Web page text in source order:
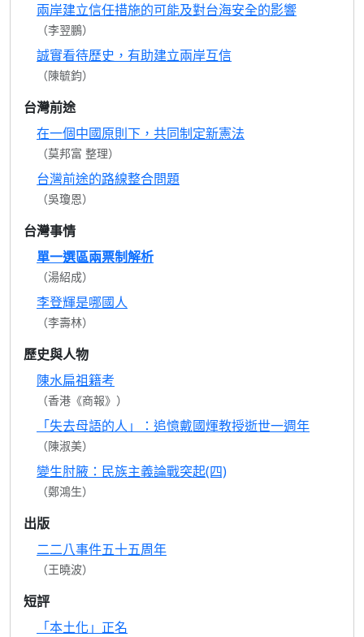
兩岸建立信任措施的可能及對台海安全的影響
（李翌鵬）
誠實看待歷史，有助建立兩岸互信
（陳毓鈞）
台灣前途
在一個中國原則下，共同制定新憲法
（莫邦富 整理）
台灣前途的路線整合問題
（吳瓊恩）
台灣事情
單一選區兩票制解析
（湯紹成）
李登輝是哪國人
（李壽林）
歷史與人物
陳水扁祖籍考
（香港《商報》）
「失去母語的人」：追憶戴國煇教授逝世一週年
（陳淑美）
變生肘腋：民族主義論戰突起(四)
（鄭鴻生）
出版
二二八事件五十五周年
（王曉波）
短評
「本土化」正名